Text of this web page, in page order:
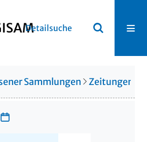
Detailsuche
Sammlungen Zeitungen